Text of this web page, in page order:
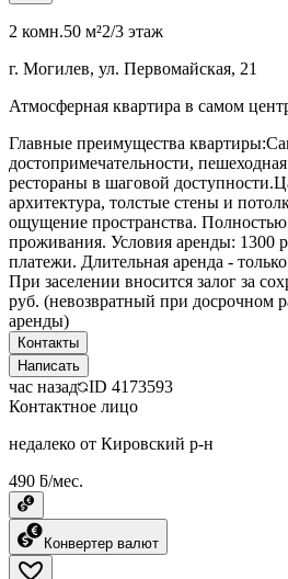
2 комн.50 м²2/3 этаж
г. Могилев, ул. Первомайская, 21
Атмосферная квартира в самом
Главные преимущества
достопримечательности,
рестораны в шаговой
архитектура, толстые стены и
ощущение пространства.
проживания. Условия аренды: 1300
платежи. Длительная аренда -
При заселении вносится залог за
руб. (невозвратный при досрочном
аренды)
Контакты
Написать
час назад ID 4173593
Контактное лицо
недалеко от Кировский р-н
490 ƃ/мес.
Конвертер валют